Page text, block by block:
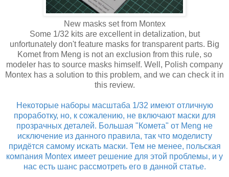
New masks set from Montex
Some 1/32 kits are excellent in detalization, but
unfortunately don't feature masks for transparent parts. Big
Komet from Meng is not an exclusion from this rule, so
modeler has to source masks himself. Well, Polish company
Montex has a solution to this problem, and we can check it in
this review.
Некоторые наборы масштаба 1/32 имеют отличную
проработку, но, к сожалению, не включают маски для
прозрачных деталей. Большая "Комета" от Meng не
исключение из данного правила, так что моделисту
придётся самому искать маски. Тем не менее, польская
компания Montex имеет решение для этой проблемы, и у
нас есть шанс рассмотреть его в данной статье.